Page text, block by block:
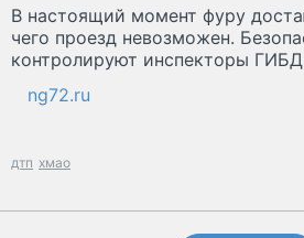
В настоящий момент фуру
чего проезд невозможен.
контролируют инспекторы
ng72.ru
дтп хмао